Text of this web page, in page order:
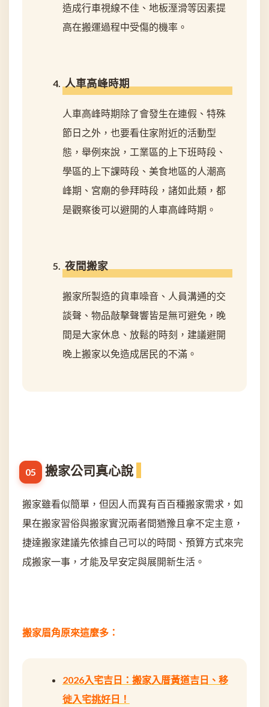
造成行車視線不佳、地板溼滑等因素提
高在搬運過程中受傷的機率。
人車高峰時期
人車高峰時期除了會發生在連假、特殊
節日之外，也要看住家附近的活動型
態，舉例來說，工業區的上下班時段、
學區的上下課時段、美食地區的人潮高
峰期、宮廟的參拜時段，諸如此類，都
是觀察後可以避開的人車高峰時期。
夜間搬家
搬家所製造的貨車噪音、人員溝通的交
談聲、物品敲擊聲響皆是無可避免，晚
間是大家休息、放鬆的時刻，建議避開
晚上搬家以免造成居民的不滿。
搬家公司真心說
搬家雖看似簡單，但因人而異有百百種搬家需求，如
果在搬家習俗與搬家實況兩者間猶豫且拿不定主意，
捷達搬家建議先依據自己可以的時間、預算方式來完
成搬家一事，才能及早安定與展開新生活。
搬家眉角原來這麼多：
2026入宅吉日：搬家入厝黃道吉日、移
徙入宅挑好日！